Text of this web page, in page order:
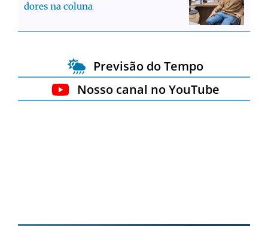
dores na coluna
Previsão do Tempo
Nosso canal no YouTube